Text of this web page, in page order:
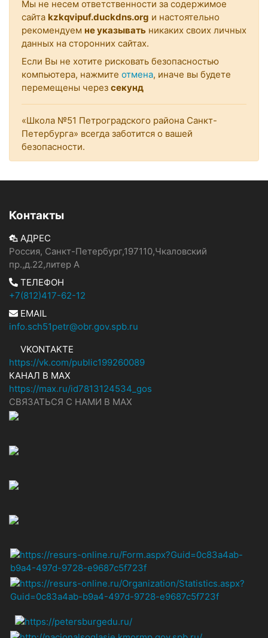
Мы не несем ответственности за содержимое
сайта kzkqvipuf.duckdns.org и настоятельно
рекомендуем не указывать никаких своих личных
данных на сторонних сайтах.
Если Вы не хотите рисковать безопасностью
компьютера, нажмите отмена, иначе вы будете
перемещены через секунд
«Школа №51 Петроградского района Санкт-
Петербурга» всегда заботится о вашей
безопасности.
Контакты
АДРЕС
Россия, Санкт-Петербург,197110,Чкаловский
пр.,д.22,литер А
ТЕЛЕФОН
+7(812)417-62-12
EMAIL
info.sch51petr@obr.gov.spb.ru
VKONTAKTE
https://vk.com/public199260089
КАНАЛ В MAX
https://max.ru/id7813124534_gos
СВЯЗАТЬСЯ С НАМИ В МАХ